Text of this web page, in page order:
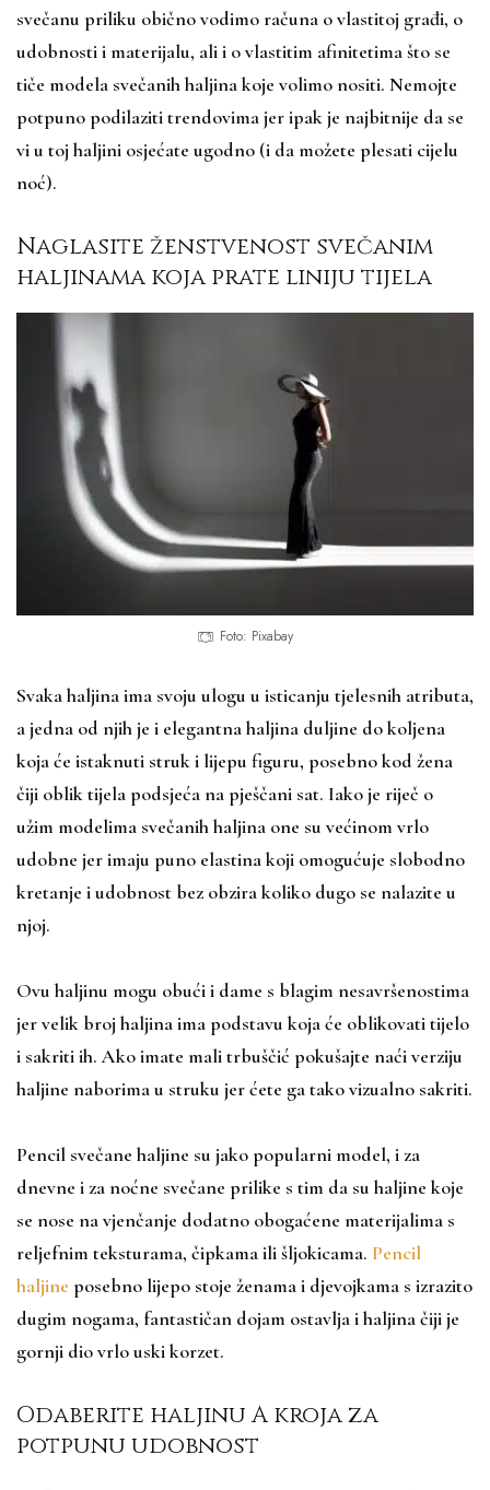
svečanu priliku obično vodimo računa o vlastitoj građi, o
udobnosti i materijalu, ali i o vlastitim afinitetima što se
tiče modela svečanih haljina koje volimo nositi. Nemojte
potpuno podilaziti trendovima jer ipak je najbitnije da se
vi u toj haljini osjećate ugodno (i da možete plesati cijelu
noć).
Naglasite ženstvenost svečanim
haljinama koja prate liniju tijela
Foto: Pixabay
Svaka haljina ima svoju ulogu u isticanju tjelesnih atributa,
a jedna od njih je i elegantna haljina duljine do koljena
koja će istaknuti struk i lijepu figuru, posebno kod žena
čiji oblik tijela podsjeća na pješčani sat. Iako je riječ o
užim modelima svečanih haljina one su većinom vrlo
udobne jer imaju puno elastina koji omogućuje slobodno
kretanje i udobnost bez obzira koliko dugo se nalazite u
njoj.
Ovu haljinu mogu obući i dame s blagim nesavršenostima
jer velik broj haljina ima podstavu koja će oblikovati tijelo
i sakriti ih. Ako imate mali trbuščić pokušajte naći verziju
haljine naborima u struku jer ćete ga tako vizualno sakriti.
Pencil svečane haljine su jako popularni model, i za
dnevne i za noćne svečane prilike s tim da su haljine koje
se nose na vjenčanje dodatno obogaćene materijalima s
reljefnim teksturama, čipkama ili šljokicama. Pencil
haljine posebno lijepo stoje ženama i djevojkama s izrazito
dugim nogama, fantastičan dojam ostavlja i haljina čiji je
gornji dio vrlo uski korzet.
Odaberite haljinu A kroja za
potpunu udobnost